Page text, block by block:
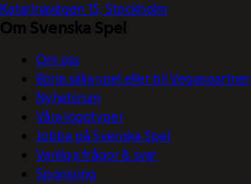
Katarinavägen 15, Stockholm
Om Svenska Spel
Om oss
Börja sälja spel eller bli Vegaspartner
Nyhetsrum
Våra logotyper
Jobba på Svenska Spel
Vanliga frågor & svar
Sponsring